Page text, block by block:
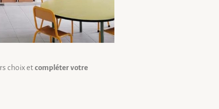
choix etcompléter votre